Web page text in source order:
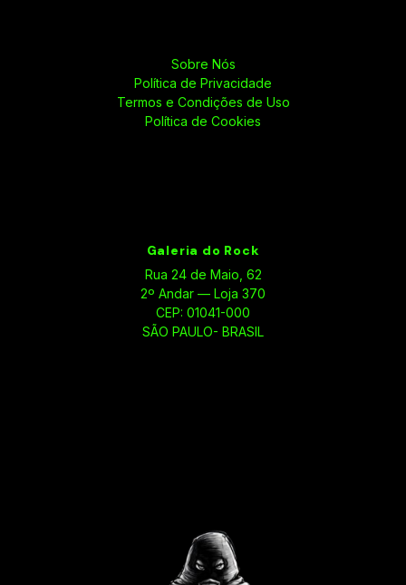
Sobre Nós
Política de Privacidade
Termos e Condições de Uso
Política de Cookies
Galeria do Rock
Rua 24 de Maio, 62
2º Andar — Loja 370
CEP: 01041-000
SÃO PAULO- BRASIL